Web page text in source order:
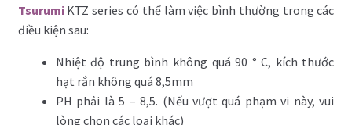
TsurumiKTZ series có thể làm việc bình thường trong các
điều kiện sau:
Nhiệt độ trung bình không quá 90 ° C, kích thước
hạt rắn không quá 8,5mm
PH phải là 5 – 8,5. (Nếu vượt quá phạm vi này, vui
lòng chọn các loại khác)